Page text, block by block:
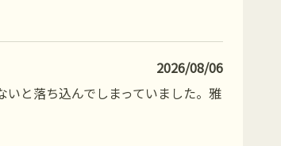
2026/08/06
と落ち込んでしまっていました。雅